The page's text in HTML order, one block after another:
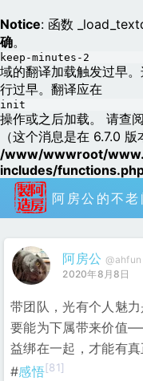
Notice: 函数
确。
keep-minutes-2
域的翻译加载触发过早
行过早。翻译应在
init
操作或之后加载。 请查阅
（这个消息是在 6.7.0
/www/wwwroot/
includes/
阿房公的不老
阿房公 @ahfun
2020年8月8日
带团队，光有个人魅
要能为下属带来价值
益绑在一起，才能有真
#感悟[81]